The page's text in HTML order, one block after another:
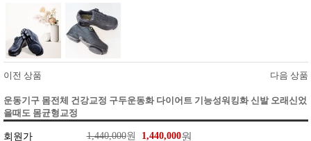
이전 상품 다음 상품
운동기구 몸전체 건강교정 구두운동화 다이어트 기능성워킹화 신발 오래신었
을때도 몸균형교정
회원가 1,440,000원 1,440,000원